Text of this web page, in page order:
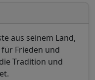
aus seinem Land,
Frieden und
Tradition und